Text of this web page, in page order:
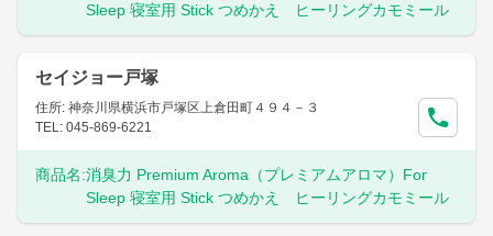
Sleep 寝室用 Stick つめかえ ヒーリングカモミール
セイジョー戸塚
住所: 神奈川県横浜市戸塚区上倉田町４９４－３
TEL: 045-869-6221
商品名:消臭力 Premium Aroma（プレミアムアロマ）For
Sleep 寝室用 Stick つめかえ ヒーリングカモミール